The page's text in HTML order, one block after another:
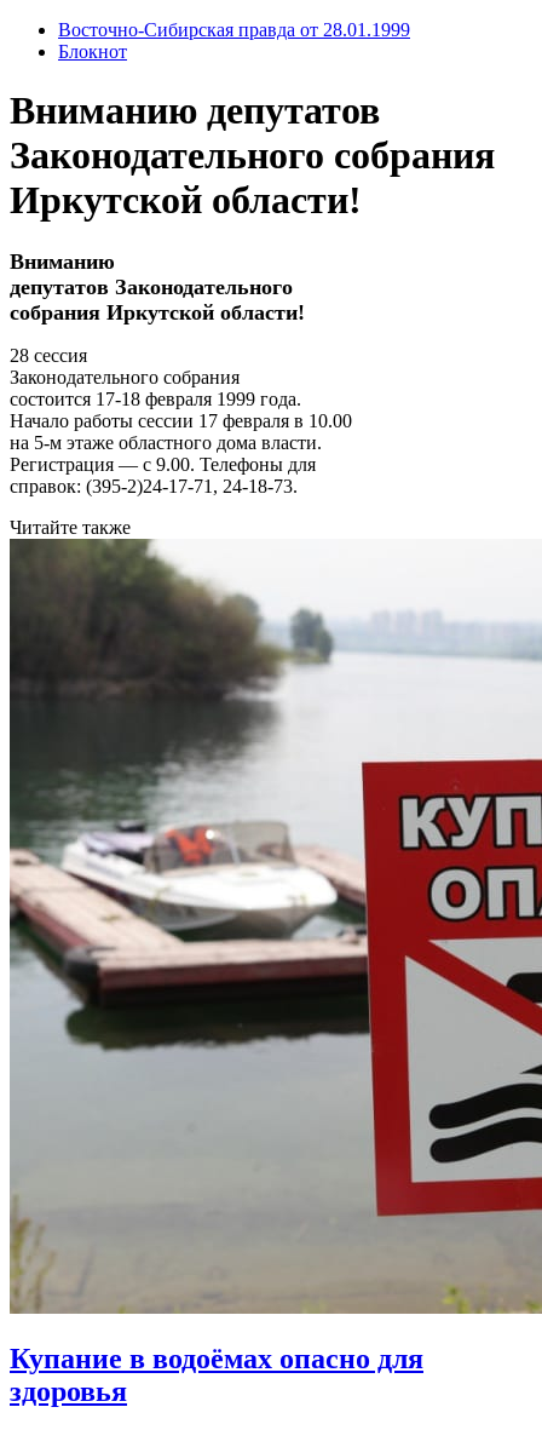
Восточно-Сибирская правда от 28.01.1999
Блокнот
Вниманию депутатов
Законодательного собрания
Иркутской области!
Вниманию
депутатов Законодательного
собрания Иркутской области!
28 сессия
Законодательного собрания
состоится 17-18 февраля 1999 года.
Начало работы сессии 17 февраля в 10.00
на 5-м этаже областного дома власти.
Регистрация — с 9.00. Телефоны для
справок: (395-2)24-17-71, 24-18-73.
Читайте также
Купание в водоёмах опасно для
здоровья